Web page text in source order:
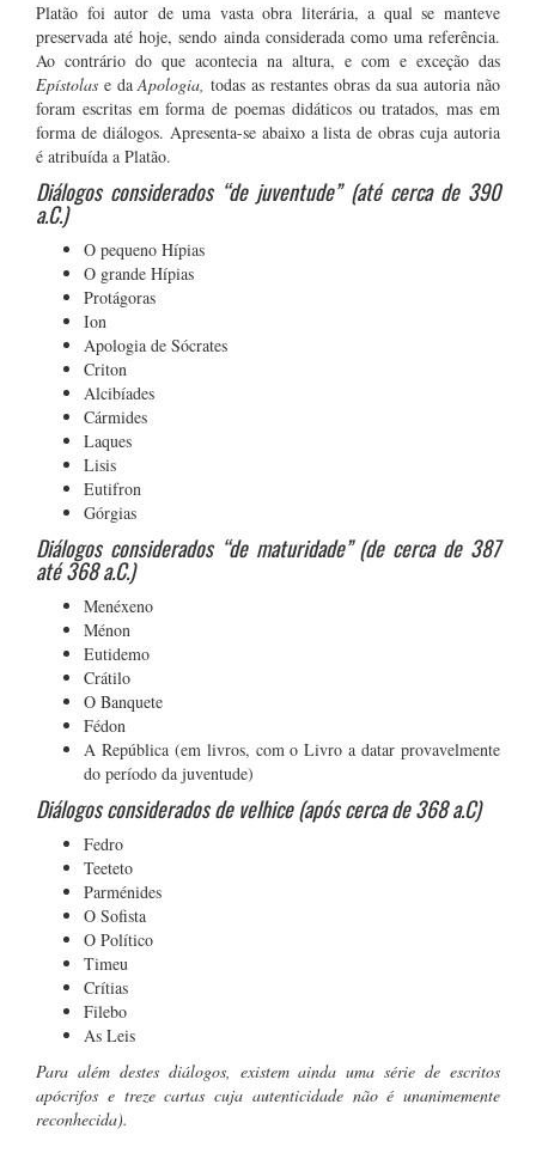
Platão foi autor de uma vasta obra literária, a qual se manteve
preservada até hoje, sendo ainda considerada como uma referência.
Ao contrário do que acontecia na altura, e com e exceção das
Epístolas e daApologia, todas as restantes obras da sua autoria não
foram escritas em forma de poemas didáticos ou tratados, mas em
forma de diálogos. Apresenta-se abaixo a lista de obras cuja autoria
é atribuída a Platão.
Diálogos considerados “de juventude” (até cerca de 390
a.C.)
O pequeno Hípias
O grande Hípias
Protágoras
Ion
Apologia de Sócrates
Criton
Alcibíades
Cármides
Laques
Lisis
Eutifron
Górgias
Diálogos considerados “de maturidade” (de cerca de 387
até 368 a.C.)
Menéxeno
Ménon
Eutidemo
Crátilo
O Banquete
Fédon
A República (em livros, com o Livro a datar provavelmente
do período da juventude)
Diálogos considerados de velhice (após cerca de 368 a.C)
Fedro
Teeteto
Parménides
O Sofista
O Político
Timeu
Crítias
Filebo
As Leis
Para além destes diálogos, existem ainda uma série de escritos
apócrifos e treze cartas cuja autenticidade não é unanimemente
reconhecida).